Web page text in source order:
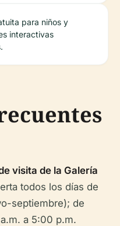
para niños y
interactivas
visita de la Galería
todos los días de
septiembre); de
a 5:00 p.m.